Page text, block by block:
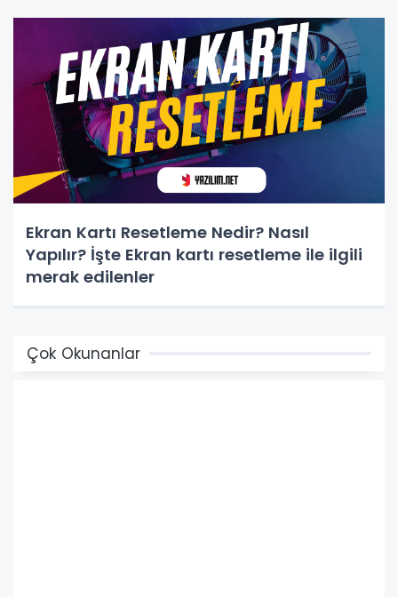
Ekran Kartı Resetleme Nedir? Nasıl
Yapılır? İşte Ekran kartı resetleme ile ilgili
merak edilenler
Çok Okunanlar